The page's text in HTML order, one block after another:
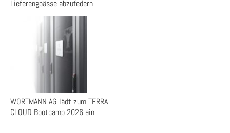
Lieferengpässe abzufedern
WORTMANN AG lädt zum TERRA
CLOUD Bootcamp 2026 ein